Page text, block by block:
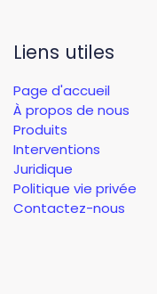
Liens utiles
Page d'accueil
À propos de nous
Produits
Interventions
Juridique
Politique vie privée
Contactez-nous